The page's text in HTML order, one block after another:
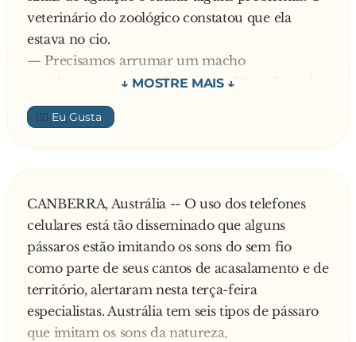
veterinário do zoológico constatou que ela
estava no cio.
— Precisamos arrumar um macho
rapidamente para acalmar a gorila! — disse ele
ao diretor do zoológico.
Então todos os zoológicos das cidades vizinhas
foram acionados, mas nenhum gorila em idade
de acasalamento estava disponível. Todos
quando um funcionário disse:
— Olha, eu acho que tenho uma solução...
— Diga, por favor! — pediu o diretor —
Estamos ficando aflitos!
— Tem um moço que faz a limpeza das jaulas,
o Tonho, que tem fama de tarado e de sempre
👍🏼
CANBERRA, Austrália -- O uso dos telefones
celulares está tão disseminado que alguns
pássaros estão imitando os sons do sem fio
como parte de seus cantos de acasalamento e de
território, alertaram nesta terça-feira
especialistas. Austrália tem seis tipos de pássaro
que imitam os sons da natureza,